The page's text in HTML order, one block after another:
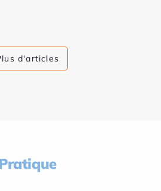
d'articles